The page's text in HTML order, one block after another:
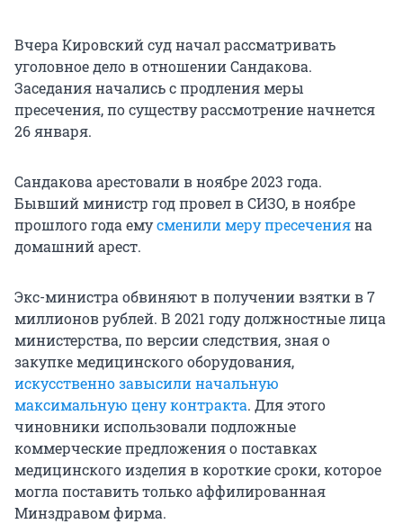
Вчера Кировский суд начал рассматривать
уголовное дело в отношении Сандакова.
Заседания начались с продления меры
пресечения, по существу рассмотрение начнется
26 января.
Сандакова арестовали в ноябре 2023 года.
Бывший министр год провел в СИЗО, в ноябре
прошлого года емусменили меру пресеченияна
домашний арест.
Экс-министра обвиняют в получении взятки в 7
миллионов рублей. В 2021 году должностные лица
министерства, по версии следствия, зная о
закупке медицинского оборудования,
искусственно завысили начальную
максимальную цену контракта. Для этого
чиновники использовали подложные
коммерческие предложения о поставках
медицинского изделия в короткие сроки, которое
могла поставить только аффилированная
Минздравом фирма.